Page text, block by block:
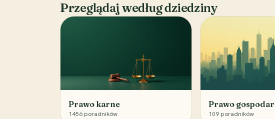
Przeglądaj według dziedziny
Prawo karne
1456 poradników
Prawo
109 poradników